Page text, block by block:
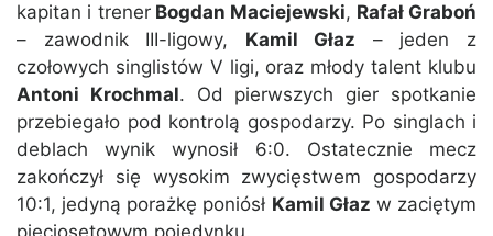
kapitan i trenerBogdan Maciejewski, Rafał Graboń
– zawodnik III-ligowy, Kamil Głaz – jeden z
czołowych singlistów V ligi, oraz młody talent klubu
Antoni Krochmal. Od pierwszych gier spotkanie
przebiegało pod kontrolą gospodarzy. Po singlach i
deblach wynik wynosił 6:0. Ostatecznie mecz
zakończył się wysokim zwycięstwem gospodarzy
10:1, jedyną porażkę poniósł Kamil Głaz w zaciętym